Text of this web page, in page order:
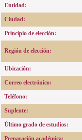
Entidad:
Ciudad:
Principio de elección:
Región de elección:
Ubicación:
Correo electrónico:
Teléfono:
Suplente:
Último grado de estudios:
Preparación académica: